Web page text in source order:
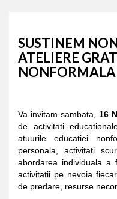
SUSTINEM
ATELIERE
NONFORMALA
Va invitam sambata, 16
de activitati
atuurile educatiei
personala, activitati
abordarea individuala a
activitatii pe nevoia
de predare, resurse